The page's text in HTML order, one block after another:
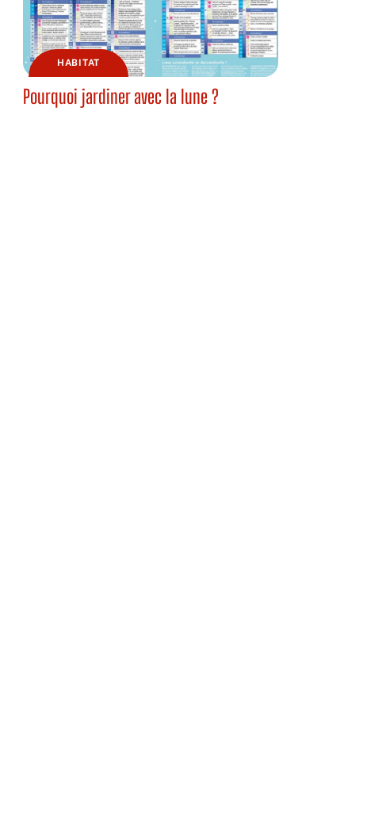
HABITAT
Pourquoi jardiner avec la lune ?